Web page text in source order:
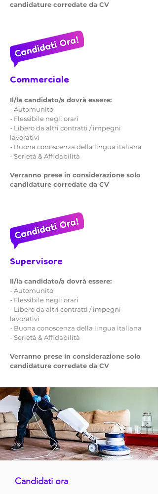
candidature corredate da CV
Commerciale
Il/la candidato/a dovrà essere:
- Automunito
- Flessibile negli orari
- Libero da altri contratti / impegni
lavorativi
- Buona conoscenza della lingua italiana
- Serietà & Affidabilità
Verranno prese in considerazione solo
candidature corredate da CV
Supervisore
Il/la candidato/a dovrà essere:
- Automunito
- Flessibile negli orari
- Libero da altri contratti / impegni
lavorativi
- Buona conoscenza della lingua italiana
- Serietà & Affidabilità
Verranno prese in considerazione solo
candidature corredate da CV
Candidati ora